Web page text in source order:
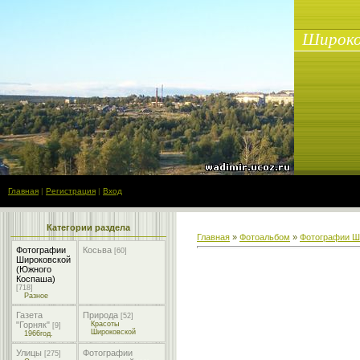
Главная | Регистрация | Вход
Категории раздела
Фотографии
Широковской
(Южного
Коспаша)
[718]
Разное
Косьва [60]
Газета
"Горняк" [9]
1966год.
Природа [52]
Красоты
Широковской
Улицы [275]
Фотографии
Главная » Фотоальбом » Фотографии